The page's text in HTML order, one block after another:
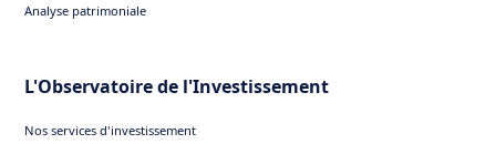
Analyse patrimoniale
L'Observatoire de l'Investissement
Nos services d'investissement